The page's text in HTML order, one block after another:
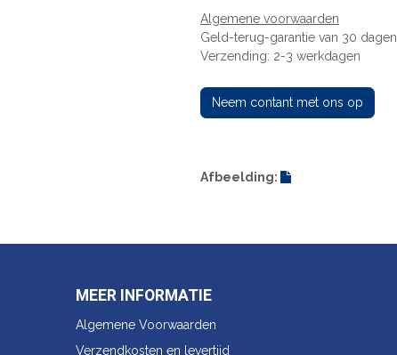
Algemene voorwaarden
Geld-terug-garantie van 30 dagen
Verzending: 2-3 werkdagen
Neem contant met ons op
Afbeelding:
MEER INFORMATIE
Algemene Voorwaarden
Verzendkosten en levertijd